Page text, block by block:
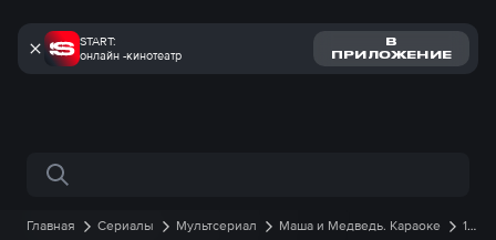
START:
онлайн -кинотеатр
В
ПРИЛОЖЕНИЕ
Поиск по сайту
Главная Сериалы Мультсериал Маша и Медведь. Караоке
1